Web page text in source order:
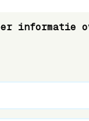
informatie